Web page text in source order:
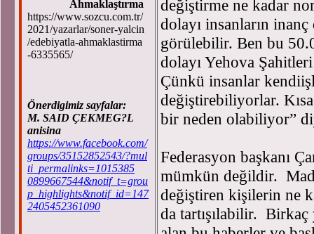
Ahmaklaştırma
https://www.sozcu.com.tr/
2021/yazarlar/soner-yalcin
/edebiyatla-ahmaklastirma
-6335565/
Önerdigimiz sayfalar:
M. SAID ÇEKMEG?L
anisina
https://www.facebook.com/
groups/35152852543/?mul
ti_permalinks=1015385
0899667544&notif_t=grou
p_highlights&notif_id=147
2405452361090
değiştirme ne kadar
dolayı insanların
görülebilir. Ben bu
dolayı Yehova
Çünkü insanlar
değiştirebiliyorlar.
bir neden olabiliyor”
Federasyon başkanı
mümkün değildir.
değiştiren kişilerin ne
da tartışılabilir. Birkaç